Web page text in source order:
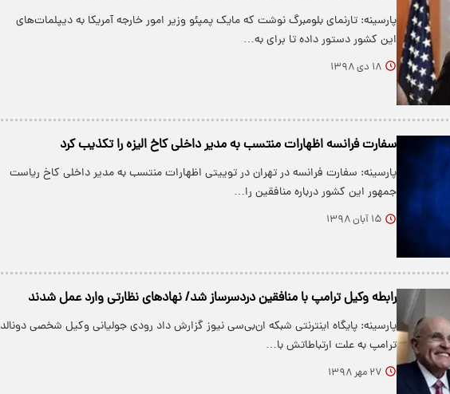
پارسینه: تارنمای بلومبرگ نوشت که مایک پمپئو وزیر امور خارجه آمریکا به دیپلمات‌های
این کشور دستور داده تا برای به…
۱۸ دی ۱۳۹۸
سفارت فرانسه اظهارات منتسب به مدیر داخلی کاخ الیزه را تکذیب کرد
پارسینه: سفارت فرانسه در تهران در توییتی اظهارات منتسب به مدیر داخلی کاخ ریاست
جمهور این کشور درباره منافقین را…
۱۵ آبان ۱۳۹۸
رابطه وکیل ترامپ با منافقین دردسرساز شد/ نهادهای نظارتی وارد عمل شدند
پارسینه: پایگاه اینترنتی شبکه ان‌بی‌سی نیوز گزارش داد رودی جولیانی وکیل شخصی دونالد
ترامپ به علت ارتباطاتش با…
۲۷ مهر ۱۳۹۸